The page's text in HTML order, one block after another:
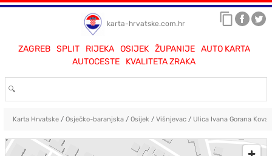
karta-hrvatske.com.hr
ZAGREB SPLIT RIJEKA OSIJEK ŽUPANIJE
AUTO KARTA
AUTOCESTE
KVALITETA ZRAKA
Karta Hrvatske/ Osječko-baranjska/ Osijek / Višnjevac/ Ulica Ivana Gorana